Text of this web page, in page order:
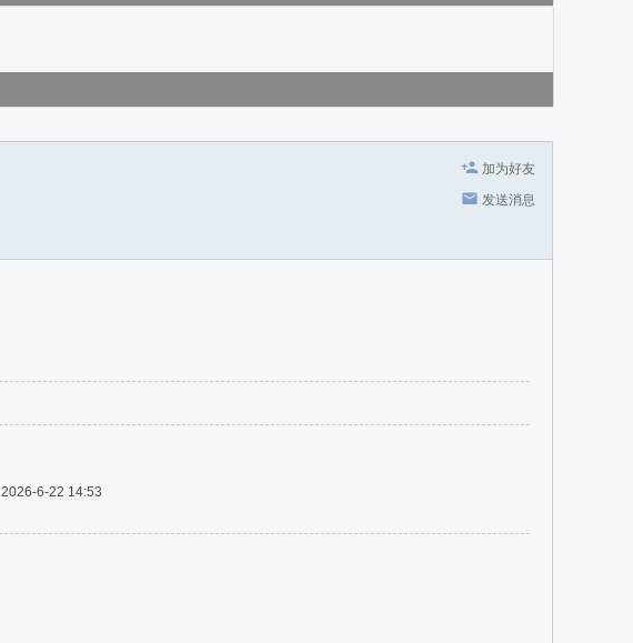
加为好友
发送消息
2026-6-22 14:53